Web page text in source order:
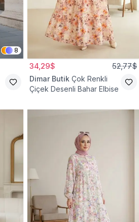
8
34,29$ 52,77$
Dimar Butik Çok Renkli
Çiçek Desenli Bahar Elbise